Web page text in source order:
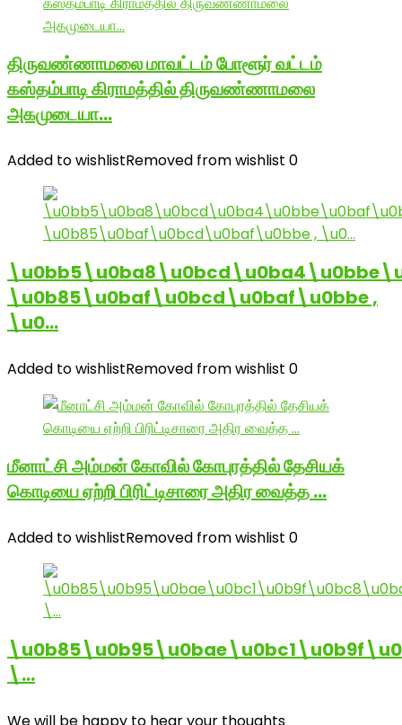
திருவண்ணாமலை மாவட்டம் போளூர் வட்டம்
கஸ்தம்பாடி கிராமத்தில் திருவண்ணாமலை
அகமுடையா…
Added to wishlistRemoved from wishlist 0
\u0b85\u0baf\u0bcd\u0baf\u0bbe ,
\u0…
Added to wishlistRemoved from wishlist 0
மீனாட்சி அம்மன் கோவில் கோபுரத்தில் தேசியக்
கொடியை ஏற்றி பிரிட்டிசாரை அதிர வைத்த …
Added to wishlistRemoved from wishlist 0
\…